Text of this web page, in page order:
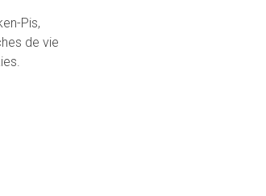
Pis,
de vie